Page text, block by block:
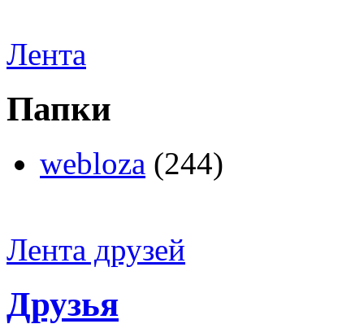
Лента
Папки
webloza (244)
Лента друзей
Друзья